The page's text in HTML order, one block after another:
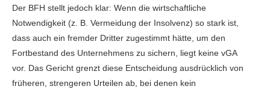
Der BFH stellt jedoch klar: Wenn die wirtschaftliche
Notwendigkeit (z. B. Vermeidung der Insolvenz) so stark ist,
dass auch ein fremder Dritter zugestimmt hätte, um den
Fortbestand des Unternehmens zu sichern, liegt keine vGA
vor. Das Gericht grenzt diese Entscheidung ausdrücklich von
früheren, strengeren Urteilen ab, bei denen kein